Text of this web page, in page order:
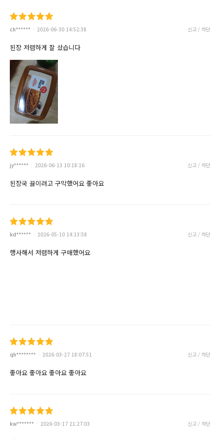
ch****** 2026-06-30 14:52:38 신고 / 차단
된장 저렴하게 잘 샀습니다
jy****** 2026-06-13 10:18:16 신고 / 차단
된장국 끓이려고 구막했어요 좋아요
kd****** 2026-05-10 14:13:58 신고 / 차단
행사해서 저렴하게 구매했어요
qh******** 2026-03-27 18:07:51 신고 / 차단
좋아요 좋아요 좋아요 좋아요
kw******* 2026-03-17 21:27:03 신고 / 차단